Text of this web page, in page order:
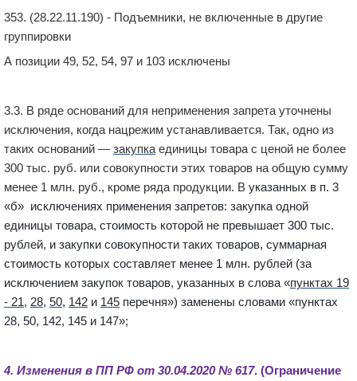
353. (28.22.11.190) - Подъемники, не включенные в другие
группировки
А позиции 49, 52, 54, 97 и 103 исключены
3.3. В ряде оснований для неприменения запрета уточнены
исключения, когда нацрежим устанавливается. Так, одно из
таких оснований — закупка единицы товара с ценой не более
300 тыс. руб. или совокупности этих товаров на общую сумму
менее 1 млн. руб., кроме ряда продукции. В указанных в п. 3
«б» исключениях применения запретов: закупка одной
единицы товара, стоимость которой не превышает 300 тыс.
рублей, и закупки совокупности таких товаров, суммарная
стоимость которых составляет менее 1 млн. рублей (за
исключением закупок товаров, указанных в слова «пунктах 19
- 21, 28, 50, 142 и 145 перечня») заменены словами «пунктах
28, 50, 142, 145 и 147»;
4. Изменения в ПП РФ от 30.04.2020 № 617. (Ограничение